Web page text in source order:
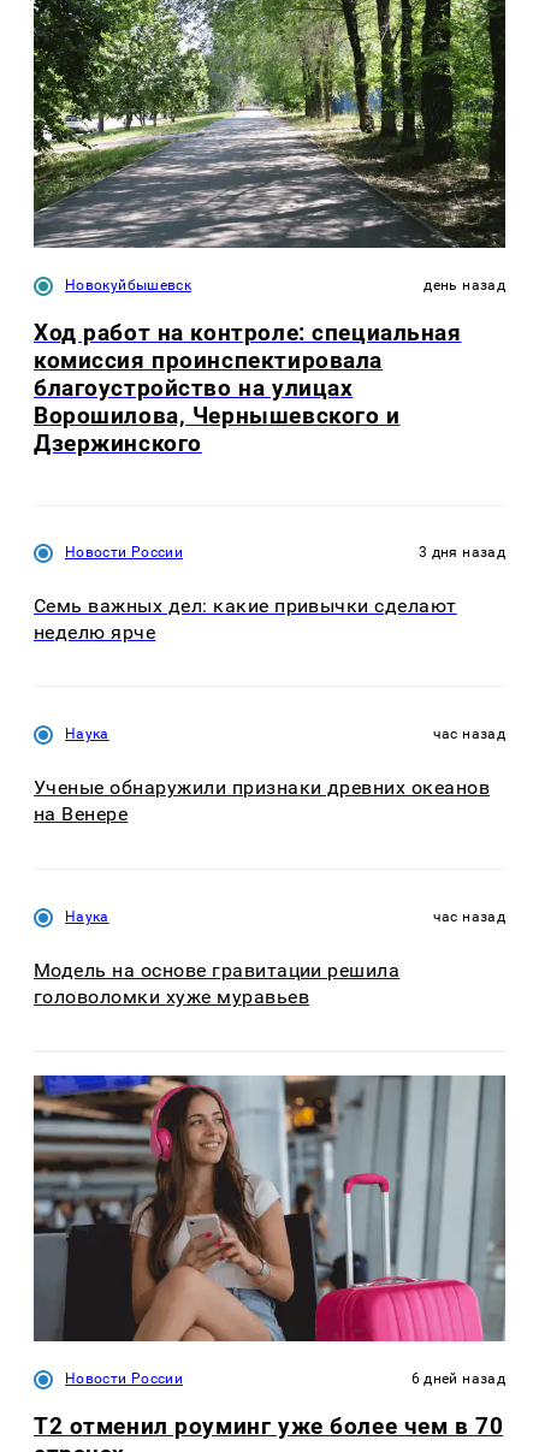
Новокуйбышевск день назад
Ход работ на контроле: специальная
комиссия проинспектировала
благоустройство на улицах
Ворошилова, Чернышевского и
Дзержинского
Новости России 3 дня назад
Семь важных дел: какие привычки сделают
неделю ярче
Наука час назад
Ученые обнаружили признаки древних океанов
на Венере
Наука час назад
Модель на основе гравитации решила
головоломки хуже муравьев
Новости России 6 дней назад
Т2 отменил роуминг уже более чем в 70